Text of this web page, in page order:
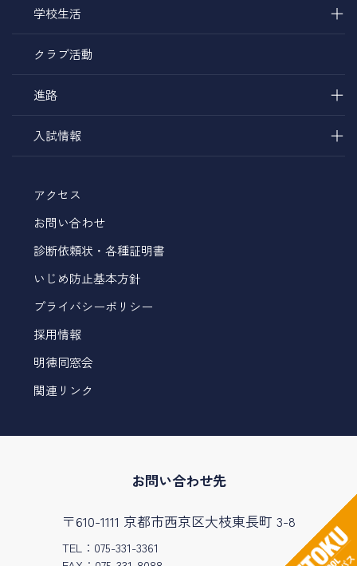
学校生活 ＋
クラブ活動
進路 ＋
入試情報 ＋
アクセス
お問い合わせ
診断依頼状・各種証明書
いじめ防止基本方針
プライバシーポリシー
採用情報
明徳同窓会
関連リンク
お問い合わせ先
〒610-1111 京都市西京区大枝東長町 3-8
TEL：075-331-3361